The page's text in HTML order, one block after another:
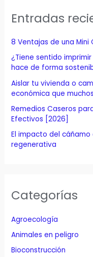
r
p
r
Entradas
8 Ventajas de una Mini
¿Tiene sentido
hace de forma
Aislar tu vivienda o
económica que
Remedios Caseros
Efectivos [2026]
El impacto del
regenerativa
Categorías
Agroecología
Animales en peligro
Bioconstrucción